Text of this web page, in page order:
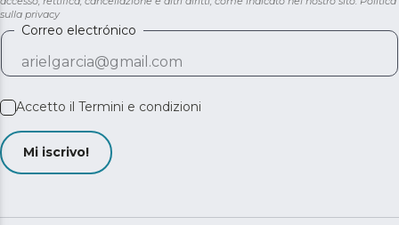
sulla privacy
Correo electrónico
Accetto il Termini e condizioni
Mi iscrivo!